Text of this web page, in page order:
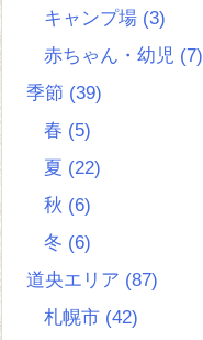
キャンプ場 (3)
赤ちゃん・幼児 (7)
季節 (39)
春 (5)
夏 (22)
秋 (6)
冬 (6)
道央エリア (87)
札幌市 (42)